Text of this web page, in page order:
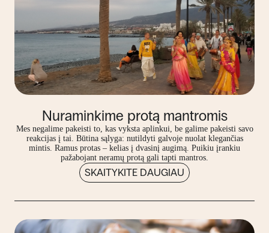
Nuraminkime protą mantromis
Mes negalime pakeisti to, kas vyksta aplinkui, be galime pakeisti savo
reakcijas į tai. Būtina sąlyga: nutildyti galvoje nuolat klegančias
mintis. Ramus protas – kelias į dvasinį augimą. Puikiu įrankiu
pažabojant neramų protą gali tapti mantros.
SKAITYKITE DAUGIAU